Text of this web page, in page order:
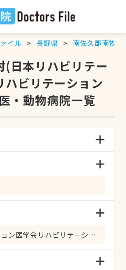
イル 長野県 南佐久郡南牧村
(日本リハビリテー
ハビリテーション
・動物病院一覧
日本リハビリテーション医学会リハビリテーション科専門医